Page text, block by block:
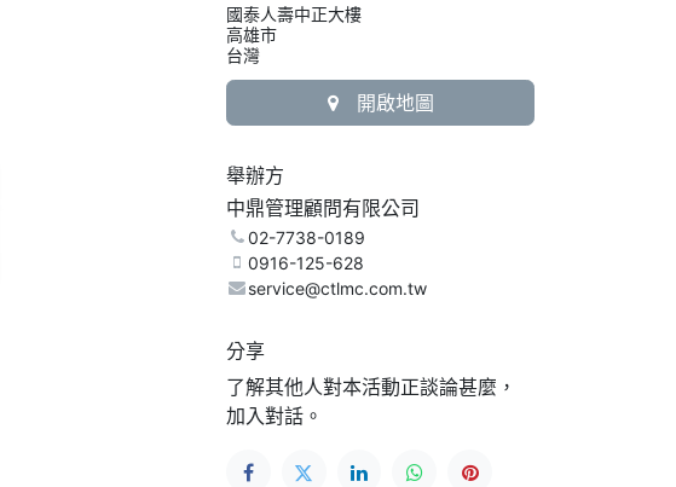
國泰人壽中正大樓
高雄市
台灣
開啟地圖
舉辦方
中鼎管理顧問有限公司
02-7738-0189
0916-125-628
service@ctlmc.com.tw
分享
了解其他人對本活動正談論甚麼，
加入對話。